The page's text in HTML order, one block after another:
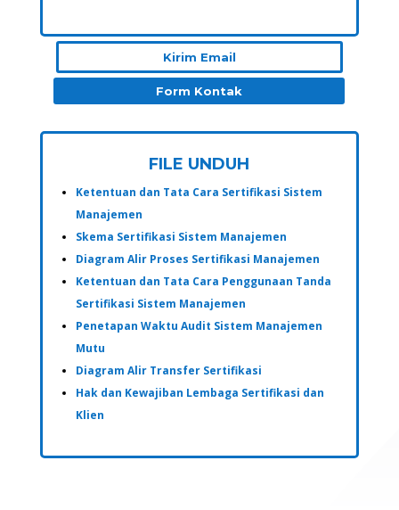
Kirim Email
Form Kontak
FILE UNDUH
Ketentuan dan Tata Cara Sertifikasi Sistem
Manajemen
Skema Sertifikasi Sistem Manajemen
Diagram Alir Proses Sertifikasi Manajemen
Ketentuan dan Tata Cara Penggunaan Tanda
Sertifikasi Sistem Manajemen
Penetapan Waktu Audit Sistem Manajemen
Mutu
Diagram Alir Transfer Sertifikasi
Hak dan Kewajiban Lembaga Sertifikasi dan
Klien